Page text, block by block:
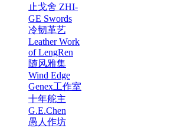
止戈舍 ZHI-
GE Swords
冷韧革艺
Leather Work
of LengRen
随风雅集
Wind Edge
Genex工作室
十年舵主
G.E.Chen
愚人作坊